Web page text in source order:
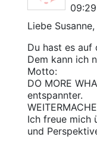
Liebe Susanne,
Du hast es auf
Dem kann ich
Motto:
DO MORE
entspannter.
Ich freue mich
und